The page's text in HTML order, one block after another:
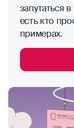
запутаться
есть кто
примерах.